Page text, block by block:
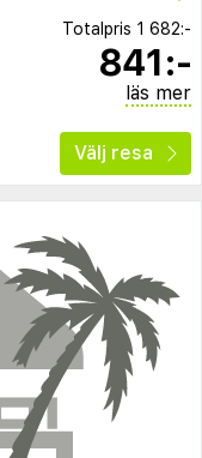
Totalpris 1 682:-
841:-
läs mer
Välj resa